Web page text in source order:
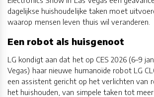
dagelijkse huishoudelijke taken moet
waarop mensen leven thuis wil veranderen.
Een robot als huisgenoot
LG kondigt aan dat het op CES 2026 (6–9
Vegas) haar nieuwe humanoïde robot LG
een assistent gericht op het verlichten van
het huishouden, van simpele taken tot